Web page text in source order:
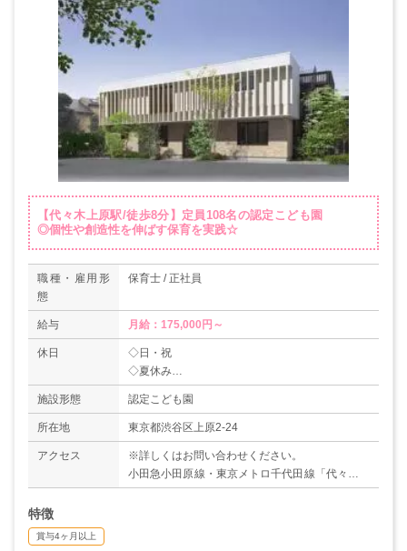
【代々木上原駅/徒歩8分】定員108名の認定こども園
◎個性や創造性を伸ばす保育を実践☆
職種・雇用形
態
保育士 / 正社員
給与 月給：175,000円～
休日
◇日・祝
◇夏休み
◇年末年始休暇
◇慶弔休暇
施設形態 認定こども園
所在地 東京都渋谷区上原2-24
アクセス
※詳しくはお問い合わせください。
小田急小田原線・東京メトロ千代田線「代々木上
原駅」より徒歩8分
特徴
賞与4ヶ月以上